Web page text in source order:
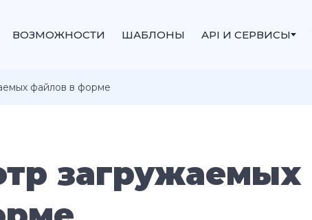
ВОЗМОЖНОСТИ ШАБЛОНЫ API И СЕРВИСЫ
файлов в форме
загружаемых